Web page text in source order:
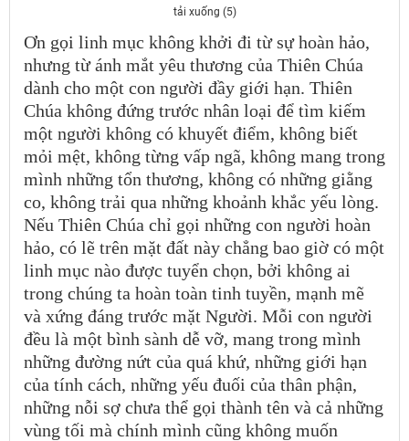
tải xuống (5)
Ơn gọi linh mục không khởi đi từ sự hoàn hảo,
nhưng từ ánh mắt yêu thương của Thiên Chúa
dành cho một con người đầy giới hạn. Thiên
Chúa không đứng trước nhân loại để tìm kiếm
một người không có khuyết điểm, không biết
mỏi mệt, không từng vấp ngã, không mang trong
mình những tổn thương, không có những giằng
co, không trải qua những khoảnh khắc yếu lòng.
Nếu Thiên Chúa chỉ gọi những con người hoàn
hảo, có lẽ trên mặt đất này chẳng bao giờ có một
linh mục nào được tuyển chọn, bởi không ai
trong chúng ta hoàn toàn tinh tuyền, mạnh mẽ
và xứng đáng trước mặt Người. Mỗi con người
đều là một bình sành dễ vỡ, mang trong mình
những đường nứt của quá khứ, những giới hạn
của tính cách, những yếu đuối của thân phận,
những nỗi sợ chưa thể gọi thành tên và cả những
vùng tối mà chính mình cũng không muốn